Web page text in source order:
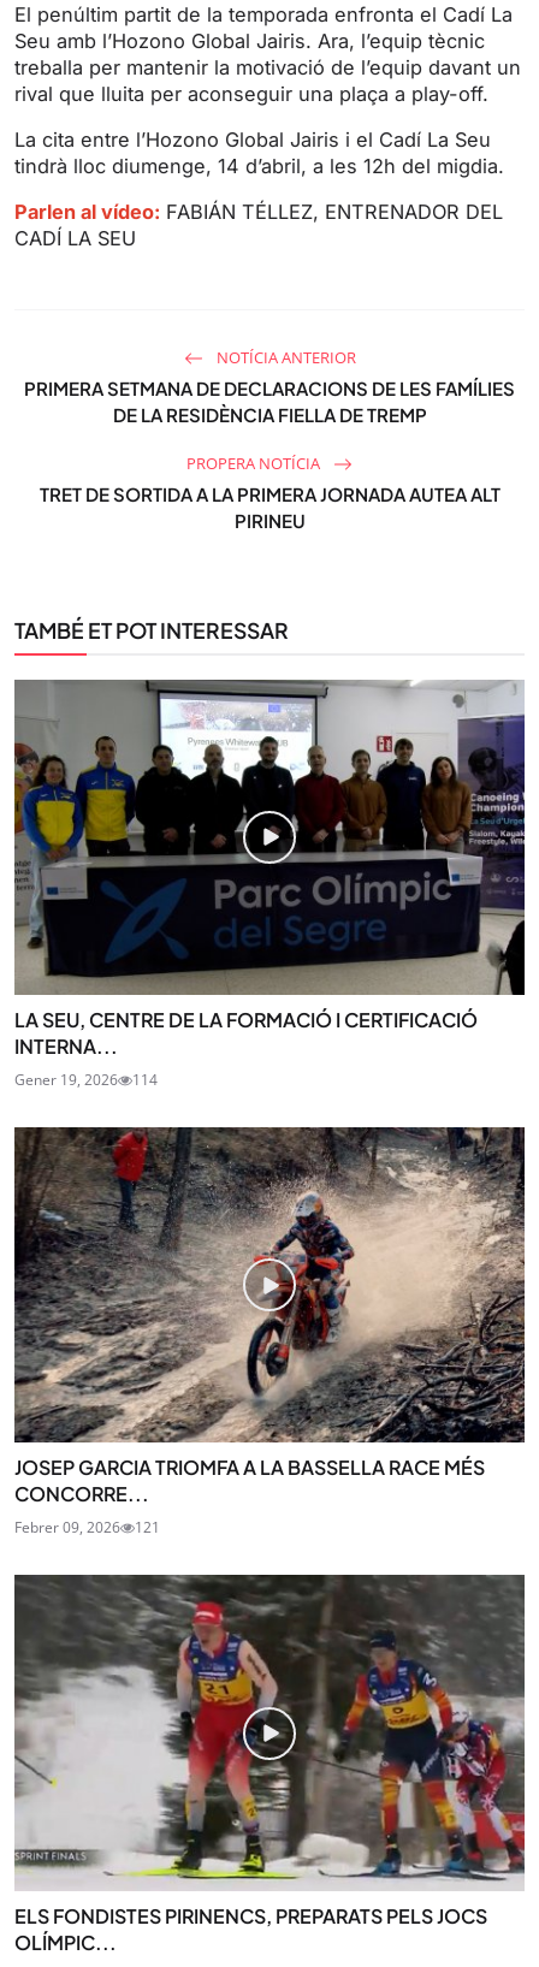
n
El penúltim partit de la temporada enfronta el Cadí La
Seu amb l’Hozono Global Jairis. Ara, l’equip tècnic
treballa per mantenir la motivació de l’equip davant un
rival que lluita per aconseguir una plaça a play-off.
La cita entre l’Hozono Global Jairis i el Cadí La Seu
tindrà lloc diumenge, 14 d’abril, a les 12h del migdia.
Parlen al vídeo: FABIÁN TÉLLEZ, ENTRENADOR DEL
CADÍ LA SEU
NOTÍCIA ANTERIOR
PRIMERA SETMANA DE DECLARACIONS DE LES FAMÍLIES
DE LA RESIDÈNCIA FIELLA DE TREMP
PROPERA NOTÍCIA
TRET DE SORTIDA A LA PRIMERA JORNADA AUTEA ALT
PIRINEU
TAMBÉ ET POT INTERESSAR
LA SEU, CENTRE DE LA FORMACIÓ I CERTIFICACIÓ
INTERNA...
Gener 19, 2026 114
JOSEP GARCIA TRIOMFA A LA BASSELLA RACE MÉS
CONCORRE...
Febrer 09, 2026 121
ELS FONDISTES PIRINENCS, PREPARATS PELS JOCS
OLÍMPIC...